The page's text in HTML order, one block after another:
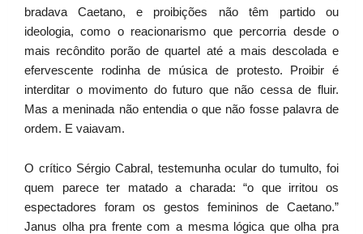
bradava Caetano, e proibições não têm partido ou
ideologia, como o reacionarismo que percorria desde o
mais recôndito porão de quartel até a mais descolada e
efervescente rodinha de música de protesto. Proibir é
interditar o movimento do futuro que não cessa de fluir.
Mas a meninada não entendia o que não fosse palavra de
ordem. E vaiavam.
O crítico Sérgio Cabral, testemunha ocular do tumulto, foi
quem parece ter matado a charada: “o que irritou os
espectadores foram os gestos femininos de Caetano.”
Janus olha pra frente com a mesma lógica que olha pra